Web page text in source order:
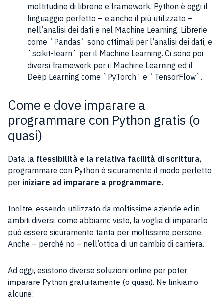
moltitudine di librerie e framework, Python è oggi il
linguaggio perfetto – e anche il più utilizzato –
nell’analisi dei dati e nel Machine Learning. Librerie
come `Pandas` sono ottimali per l’analisi dei dati, e
`scikit-learn` per il Machine Learning. Ci sono poi
diversi framework per il Machine Learning ed il
Deep Learning come `PyTorch` e `TensorFlow`.
Come e dove imparare a
programmare con Python gratis (o
quasi)
Data la flessibilità e la relativa facilità di scrittura,
programmare con Python è sicuramente il modo perfetto
per iniziare ad imparare a programmare.
Inoltre, essendo utilizzato da moltissime aziende ed in
ambiti diversi, come abbiamo visto, la voglia di impararlo
può essere sicuramente tanta per moltissime persone.
Anche – perché no – nell’ottica di un cambio di carriera.
Ad oggi, esistono diverse soluzioni online per poter
imparare Python gratuitamente (o quasi). Ne linkiamo
alcune: